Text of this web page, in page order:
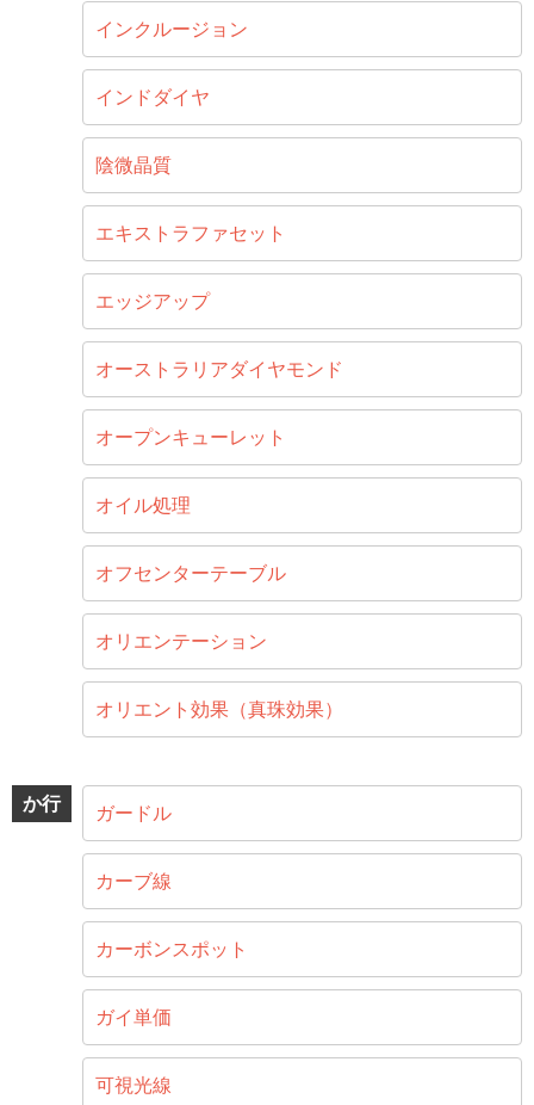
インクルージョン
インドダイヤ
陰微晶質
エキストラファセット
エッジアップ
オーストラリアダイヤモンド
オープンキューレット
オイル処理
オフセンターテーブル
オリエンテーション
オリエント効果（真珠効果）
か行 ガードル
カーブ線
カーボンスポット
ガイ単価
可視光線